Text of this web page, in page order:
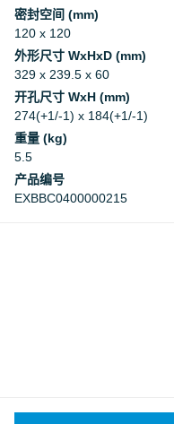
密封空间 (mm)
120 x 120
外形尺寸 WxHxD (mm)
329 x 239.5 x 60
开孔尺寸 WxH (mm)
274(+1/-1) x 184(+1/-1)
重量 (kg)
5.5
产品编号
EXBBC0400000215